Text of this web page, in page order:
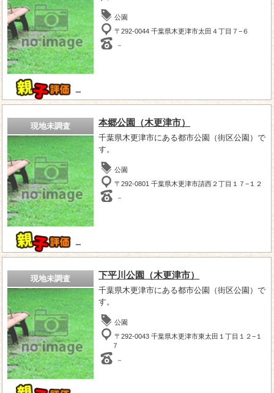
－
公園
〒292-0044 千葉県木更津市太田４丁目７−６
－
現地未調査
－
本郷公園（木更津市）
千葉県木更津市にある都市公園（街区公園）で
す。
公園
〒292-0801 千葉県木更津市請西２丁目１７−１２
－
現地未調査 下平川公園（木更津市）
千葉県木更津市にある都市公園（街区公園）で
す。
公園
〒292-0043 千葉県木更津市東太田１丁目１２−１
７
－